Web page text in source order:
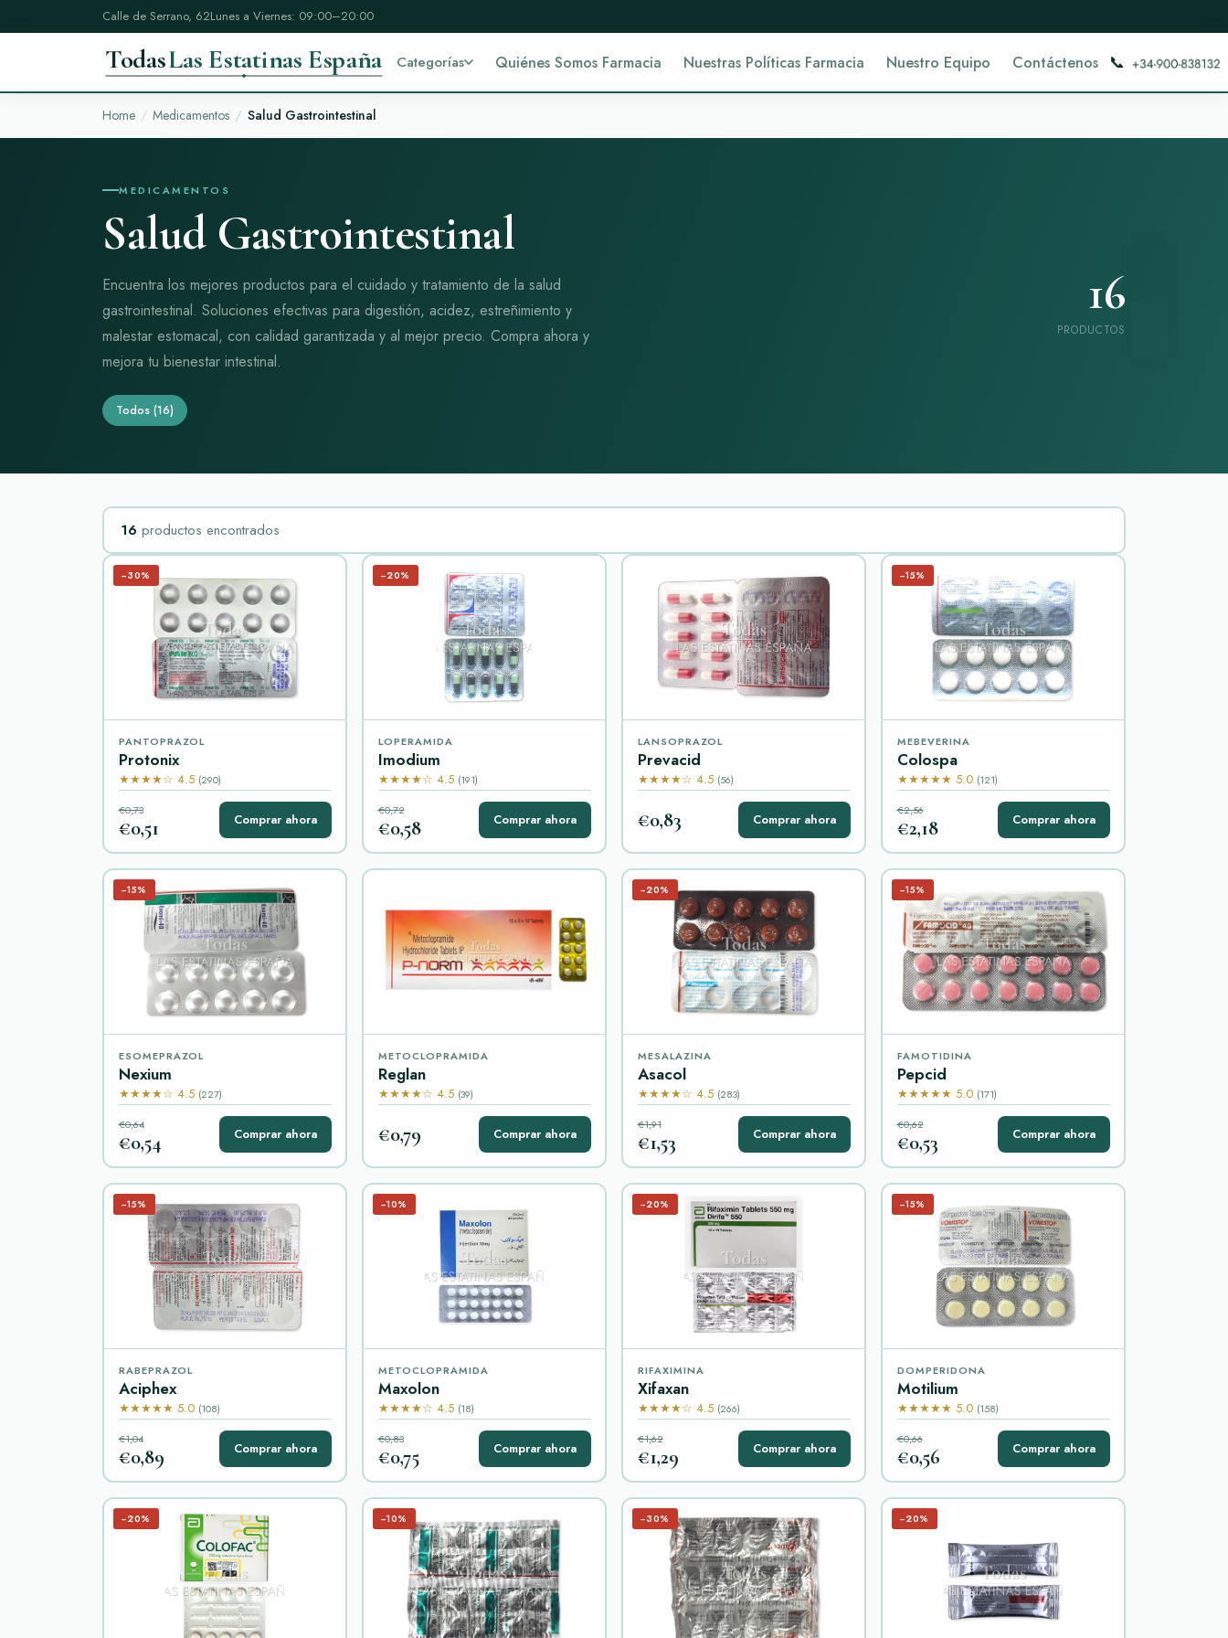
Calle de Serrano, 62Lunes a Viernes: 09:00–20:00
TodasLas Estatinas España Categorías Quiénes Somos Farmacia Nuestras Políticas Farmacia Nuestro Equipo Contáctenos 📞
Home Medicamentos Salud Gastrointestinal
MEDICAMENTOS
Salud Gastrointestinal
Encuentra los mejores productos para el cuidado y tratamiento de la salud
gastrointestinal. Soluciones efectivas para digestión, acidez, estreñimiento y
malestar estomacal, con calidad garantizada y al mejor precio. Compra ahora y
mejora tu bienestar intestinal.
Todos (16)
16
PRODUCTOS
16 productos encontrados
−30%
PANTOPRAZOL
Protonix
★★★★☆ 4.5 (290)
€0,73
€0,51 Comprar ahora
−20%
LOPERAMIDA
Imodium
★★★★☆ 4.5 (191)
€0,72
€0,58 Comprar ahora
LANSOPRAZOL
Prevacid
★★★★☆ 4.5 (56)
€0,83 Comprar ahora
−15%
MEBEVERINA
Colospa
★★★★★ 5.0 (121)
€2,56
€2,18 Comprar ahora
−15%
ESOMEPRAZOL
Nexium
★★★★☆ 4.5 (227)
€0,64
€0,54 Comprar ahora
METOCLOPRAMIDA
Reglan
★★★★☆ 4.5 (39)
€0,79 Comprar ahora
−20%
MESALAZINA
Asacol
★★★★☆ 4.5 (283)
€1,91
€1,53 Comprar ahora
−15%
FAMOTIDINA
Pepcid
★★★★★ 5.0 (171)
€0,62
€0,53 Comprar ahora
−15%
RABEPRAZOL
Aciphex
★★★★★ 5.0 (108)
€1,04
€0,89 Comprar ahora
−10%
METOCLOPRAMIDA
Maxolon
★★★★☆ 4.5 (18)
€0,83
€0,75 Comprar ahora
−20%
RIFAXIMINA
Xifaxan
★★★★☆ 4.5 (266)
€1,62
€1,29 Comprar ahora
−15%
DOMPERIDONA
Motilium
★★★★★ 5.0 (158)
€0,66
€0,56 Comprar ahora
−20% −10% −30% −20%